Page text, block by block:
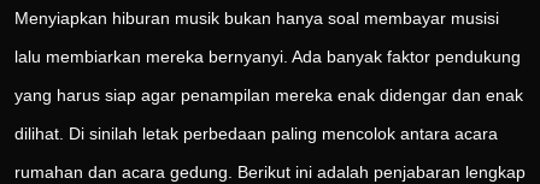
Menyiapkan hiburan musik bukan hanya soal membayar musisi
lalu membiarkan mereka bernyanyi. Ada banyak faktor pendukung
yang harus siap agar penampilan mereka enak didengar dan enak
dilihat. Di sinilah letak perbedaan paling mencolok antara acara
rumahan dan acara gedung. Berikut ini adalah penjabaran lengkap